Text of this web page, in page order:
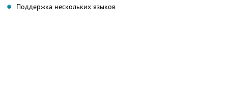
Поддержка нескольких языков